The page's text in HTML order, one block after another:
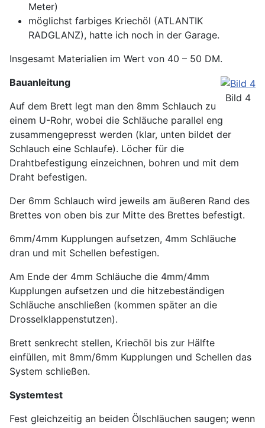
Meter)
möglichst farbiges Kriechöl (ATLANTIK
RADGLANZ), hatte ich noch in der Garage.
Insgesamt Materialien im Wert von 40 – 50 DM.
Bild 4
Bauanleitung
Auf dem Brett legt man den 8mm Schlauch zu
einem U-Rohr, wobei die Schläuche parallel eng
zusammengepresst werden (klar, unten bildet der
Schlauch eine Schlaufe). Löcher für die
Drahtbefestigung einzeichnen, bohren und mit dem
Draht befestigen.
Der 6mm Schlauch wird jeweils am äußeren Rand des
Brettes von oben bis zur Mitte des Brettes befestigt.
6mm/4mm Kupplungen aufsetzen, 4mm Schläuche
dran und mit Schellen befestigen.
Am Ende der 4mm Schläuche die 4mm/4mm
Kupplungen aufsetzen und die hitzebeständigen
Schläuche anschließen (kommen später an die
Drosselklappenstutzen).
Brett senkrecht stellen, Kriechöl bis zur Hälfte
einfüllen, mit 8mm/6mm Kupplungen und Schellen das
System schließen.
Systemtest
Fest gleichzeitig an beiden Ölschläuchen saugen; wenn